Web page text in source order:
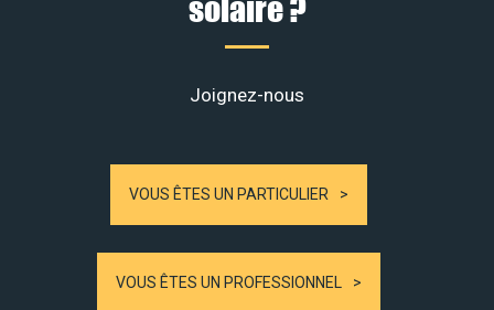
solaire ?
Joignez-nous
VOUS ÊTES UN PARTICULIER
VOUS ÊTES UN PROFESSIONNEL